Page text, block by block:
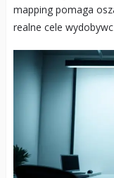
mapping pomaga
realne cele